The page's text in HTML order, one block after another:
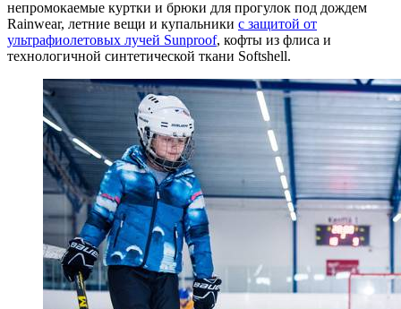
непромокаемые куртки и брюки для прогулок под дождем
Rainwear, летние вещи и купальники с защитой от
ультрафиолетовых лучей Sunproof, кофты из флиса и
технологичной синтетической ткани Softshell.